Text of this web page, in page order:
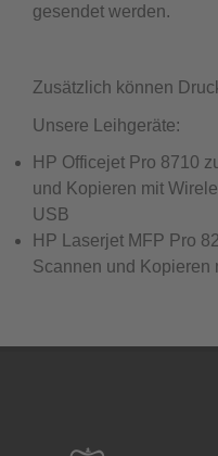
gesendet werden.
Zusätzlich können
Unsere Leihgeräte:
HP Officejet Pro 8710
und Kopieren mit
USB
HP Laserjet MFP Pro
Scannen und Kopieren